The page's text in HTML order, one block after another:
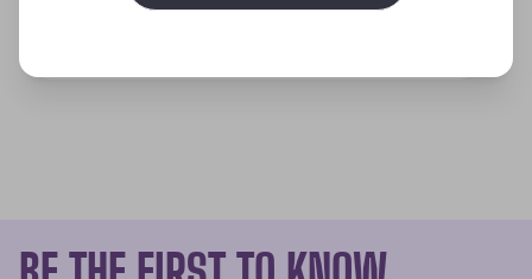
Discover